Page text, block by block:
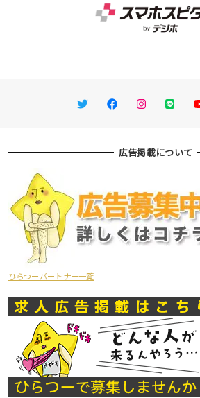
TwitterFacebookInstagram
LINE
広告掲載について
ひらつーパートナー一覧